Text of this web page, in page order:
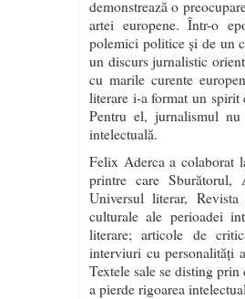
demonstrează o
artei europene. Într-o
polemici politice și de un
un discurs jurnalistic
cu marile curente
literare i-a format un spirit
Pentru el, jurnalismul
intelectuală.
Felix Aderca a colaborat
printre care Sburătorul,
Universul literar,
culturale ale perioadei
literare; articole de
interviuri cu personalități
Textele sale se disting
a pierde rigoarea